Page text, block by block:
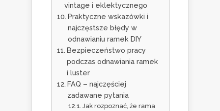
vintage i eklektycznego
Praktyczne wskazówki i
najczęstsze błędy w
odnawianiu ramek DIY
Bezpieczeństwo pracy
podczas odnawiania ramek
i luster
FAQ – najczęściej
zadawane pytania
Jak rozpoznać, że rama